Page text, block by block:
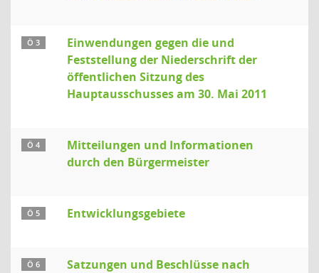
Ö 3
Einwendungen gegen die und
Feststellung der Niederschrift der
öffentlichen Sitzung des
Hauptausschusses am 30. Mai 2011
Ö 4
Mitteilungen und Informationen
durch den Bürgermeister
Ö 5 Entwicklungsgebiete
Ö 6
Satzungen und Beschlüsse nach